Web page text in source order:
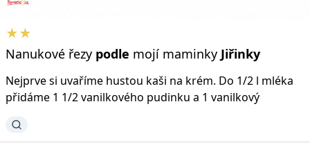
★★
Nanukové řezy podle mojí maminky Jiřinky
Nejprve si uvaříme hustou kaši na krém. Do 1/2 l mléka
přidáme 1 1/2 vanilkového pudinku a 1 vanilkový